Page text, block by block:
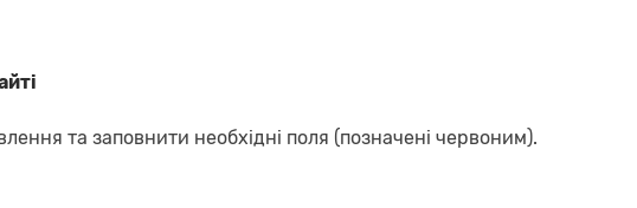
та заповнити необхідні поля (позначені червоним).